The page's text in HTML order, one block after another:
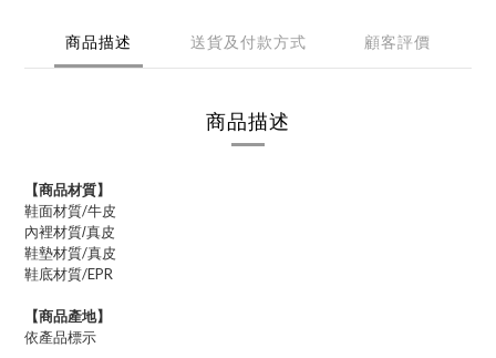
商品描述 送貨及付款方式 顧客評價
商品描述
【商品材質】
鞋面材質/牛皮
內裡材質/真皮
鞋墊材質/真皮
鞋底材質/EPR
【商品產地】
依產品標示